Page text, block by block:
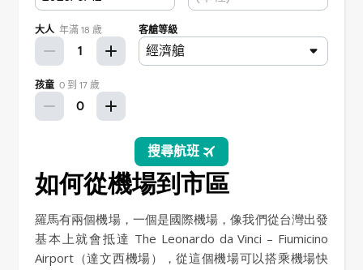
如何從機場到市區
羅馬有兩個機場，一個是國際機場，像我們從台灣出發
基本上就會抵達 The Leonardo da Vinci – Fiumicino
Airport（達文西機場），從這個機場可以搭乘機場快